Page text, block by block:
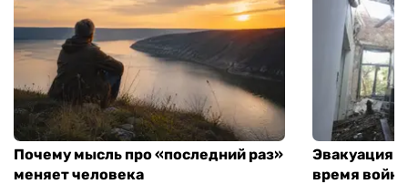
Почему мысль про «последний раз»
меняет человека
Эвакуация
время